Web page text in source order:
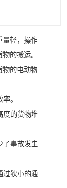
量轻，操作
的搬运。
物的电动物
。
度的货物堆
了事故发生
过狭小的通